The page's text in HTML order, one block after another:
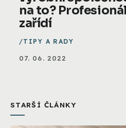
na to?
zařídí
TIPY A RADY
07. 06. 2022
STARŠÍ ČLÁNKY